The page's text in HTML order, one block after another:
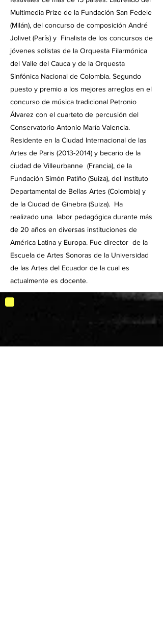
Multimedia Prize de la Fundación San Fedele
(Milán), del concurso de composición André
Jolivet (París) y Finalista de los concursos de
jóvenes solistas de la Orquesta Filarmónica
del Valle del Cauca y de la Orquesta
Sinfónica Nacional de Colombia. Segundo
puesto y premio a los mejores arreglos en el
concurso de música tradicional Petronio
Álvarez con el cuarteto de percusión del
Conservatorio Antonio María Valencia.
Residente en la Ciudad Internacional de las
Artes de Paris (2013-2014) y becario de la
ciudad de Villeurbanne (Francia), de la
Fundación Simón Patiño (Suiza), del Instituto
Departamental de Bellas Artes (Colombia) y
de la Ciudad de Ginebra (Suiza). Ha
realizado una labor pedagógica durante más
de 20 años en diversas instituciones de
América Latina y Europa. Fue director de la
Escuela de Artes Sonoras de la Universidad
de las Artes del Ecuador de la cual es
actualmente es docente.